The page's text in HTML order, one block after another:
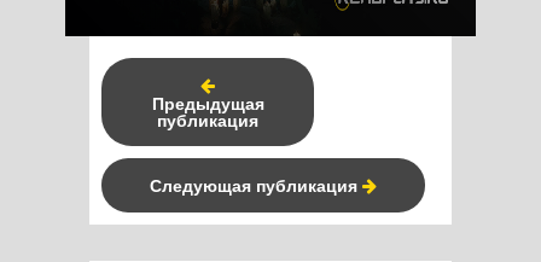
Предыдущая
публикация
Следующая публикация